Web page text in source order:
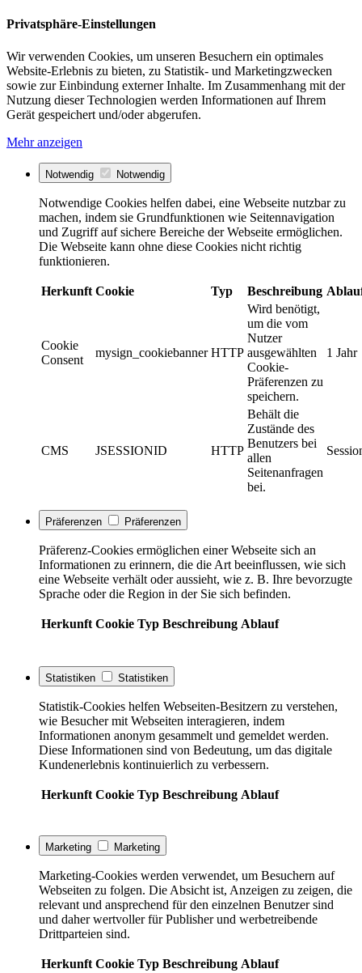
Privatsphäre-Einstellungen
Wir verwenden Cookies, um unseren Besuchern ein optimales
Website-Erlebnis zu bieten, zu Statistik- und Marketingzwecken
sowie zur Einbindung externer Inhalte. Im Zusammenhang mit der
Nutzung dieser Technologien werden Informationen auf Ihrem
Gerät gespeichert und/oder abgerufen.
Mehr anzeigen
Notwendig Notwendig
Notwendige Cookies helfen dabei, eine Webseite nutzbar zu
machen, indem sie Grundfunktionen wie Seitennavigation
und Zugriff auf sichere Bereiche der Webseite ermöglichen.
Die Webseite kann ohne diese Cookies nicht richtig
funktionieren.
Herkunft Cookie Typ Beschreibung
Cookie
Consent
mysign_cookiebanner HTTP
Wird benötigt,
um die vom
Nutzer
ausgewählten
Cookie-
Präferenzen zu
speichern.
1 Jahr
CMS JSESSIONID HTTP
Behält die
Zustände des
Benutzers bei
allen
Seitenanfragen
bei.
Präferenzen Präferenzen
Präferenz-Cookies ermöglichen einer Webseite sich an
Informationen zu erinnern, die die Art beeinflussen, wie sich
eine Webseite verhält oder aussieht, wie z. B. Ihre bevorzugte
Sprache oder die Region in der Sie sich befinden.
Herkunft Cookie Typ Beschreibung Ablauf
Statistiken Statistiken
Statistik-Cookies helfen Webseiten-Besitzern zu verstehen,
wie Besucher mit Webseiten interagieren, indem
Informationen anonym gesammelt und gemeldet werden.
Diese Informationen sind von Bedeutung, um das digitale
Kundenerlebnis kontinuierlich zu verbessern.
Herkunft Cookie Typ Beschreibung Ablauf
Marketing Marketing
Marketing-Cookies werden verwendet, um Besuchern auf
Webseiten zu folgen. Die Absicht ist, Anzeigen zu zeigen, die
relevant und ansprechend für den einzelnen Benutzer sind
und daher wertvoller für Publisher und werbetreibende
Drittparteien sind.
Herkunft Cookie Typ Beschreibung Ablauf